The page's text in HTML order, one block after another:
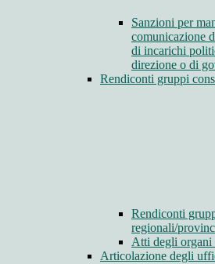
Sanzioni per
comunicazione
di incarichi
direzione o di
Rendiconti gruppi
Rendiconti
regionali/
Atti degli
Articolazione degli